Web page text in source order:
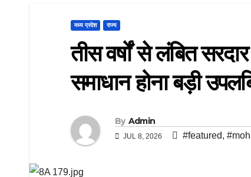
मध्य प्रदेश राज्य
तीस वर्षों से लंबित
समाधान होना बड़ी
By Admin
JUL 8, 2026 #featured,